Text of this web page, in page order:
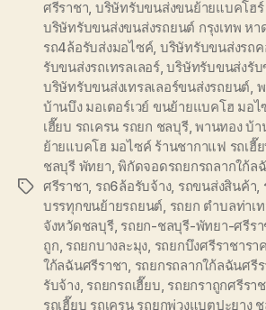
Tags
ศรีราชา, บริษัทรับขนส่งขนย้ายแบคโฮ
บริษัทรับขนส่งขนส่งรถยนต์ กรุงเทพ ห
รถ4ล้อรับส่งมอไซค์, บริษัทรับขนส่งรถ
รับขนส่งรถเทรลเลอร์,บริษัทรับขนส่งรั
บริษัทรับขนส่งเทรลเลอร์ขนส่งรถยนต์,
บ้านบึง มอเตอร์เวย์ ขนย้ายแบคโฮ มอ
เฮี๊ยบ รถเครน รถยก ชลบุรี,พานทอง บ้า
ย้ายแบคโฮ มอไซค์ ร้านชากาแฟ รถเฮี๊
ชลบุรี พัทยา,พิกัดจอดรถยกรถลากใก้ล
ศรีราชา, รถ6ล้อรับจ้าง, รถขนส่งสินค้า,
บรรทุกขนย้ายรถยนต์, รถยก ตำบลท่าเ
จังหวัดชลบุรี, รถยก-ชลบุรี-พัทยา-ศรีร
ถูก, รถยกบางละมุง, รถยกบึงศรีราชารา
ใก้ลฉันศรีราชา, รถยกรถลากใก้ลฉันศรี
รับจ้าง, รถยกรถเฮี๊ยบ, รถยกราถูกศรีรา
รถเฮี๊ยบ รถเครน รถยกพ่วงแบตปะยาง